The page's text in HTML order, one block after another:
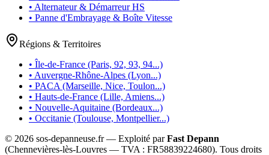
• Alternateur & Démarreur HS
• Panne d'Embrayage & Boîte Vitesse
Régions & Territoires
• Île-de-France (Paris, 92, 93, 94...)
• Auvergne-Rhône-Alpes (Lyon...)
• PACA (Marseille, Nice, Toulon...)
• Hauts-de-France (Lille, Amiens...)
• Nouvelle-Aquitaine (Bordeaux...)
• Occitanie (Toulouse, Montpellier...)
© 2026 sos-depanneuse.fr — Exploité parFast Depann
(Chennevières-lès-Louvres — TVA : FR58839224680). Tous droits